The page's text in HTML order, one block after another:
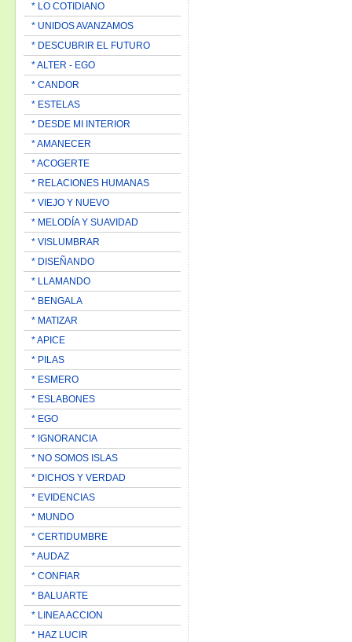
* LO COTIDIANO
* UNIDOS AVANZAMOS
* DESCUBRIR EL FUTURO
* ALTER - EGO
* CANDOR
* ESTELAS
* DESDE MI INTERIOR
* AMANECER
* ACOGERTE
* RELACIONES HUMANAS
* VIEJO Y NUEVO
* MELODÍA Y SUAVIDAD
* VISLUMBRAR
* DISEÑANDO
* LLAMANDO
* BENGALA
* MATIZAR
* APICE
* PILAS
* ESMERO
* ESLABONES
* EGO
* IGNORANCIA
* NO SOMOS ISLAS
* DICHOS Y VERDAD
* EVIDENCIAS
* MUNDO
* CERTIDUMBRE
* AUDAZ
* CONFIAR
* BALUARTE
* LINEA ACCION
* HAZ LUCIR